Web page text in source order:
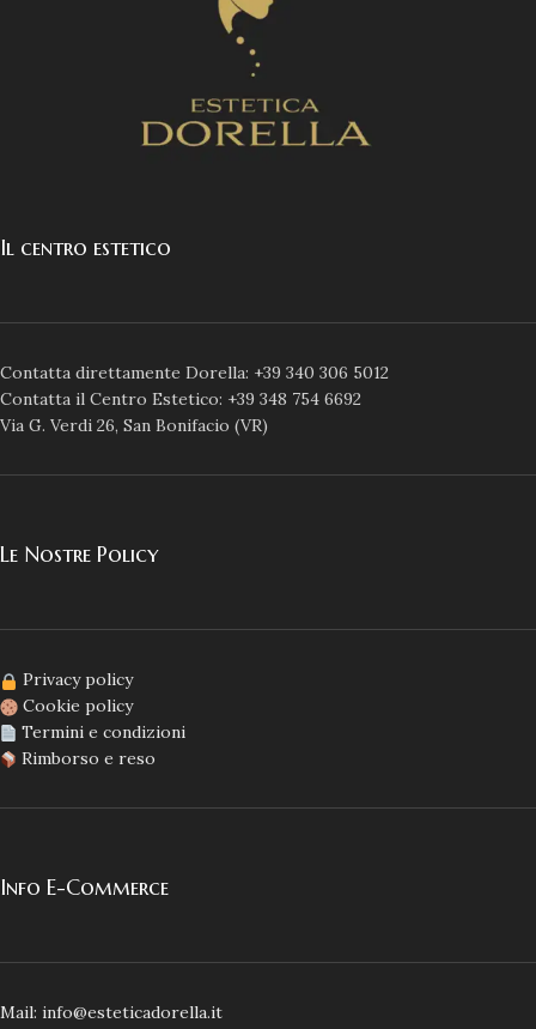
Il centro estetico
Contatta direttamente Dorella: +39 340 306 5012
Contatta il Centro Estetico: +39 348 754 6692
Via G. Verdi 26, San Bonifacio (VR)
Le Nostre Policy
Privacy policy
Cookie policy
Termini e condizioni
Rimborso e reso
Info E-Commerce
Mail: info@esteticadorella.it